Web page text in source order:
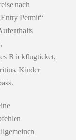
nach
Permit“
Rückflugticket,
Kinder